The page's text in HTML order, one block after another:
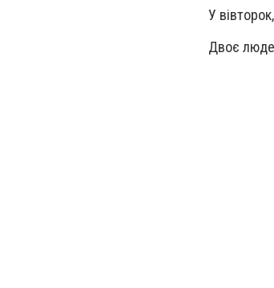
У
Двоє